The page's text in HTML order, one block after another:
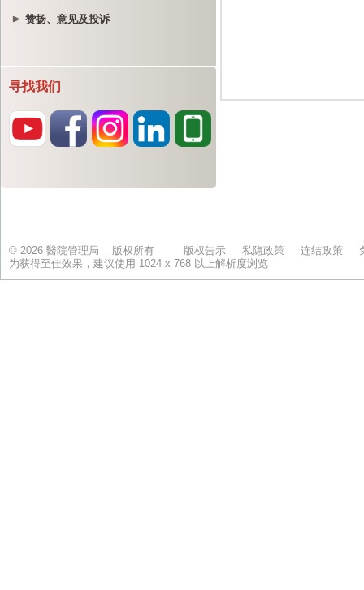
赞扬、意见及投诉
寻找我们
© 2026 醫院管理局 版权所有 版权告示 私隐政策 连结政策
为获得至佳效果，建议使用 1024 x 768 以上解析度浏览